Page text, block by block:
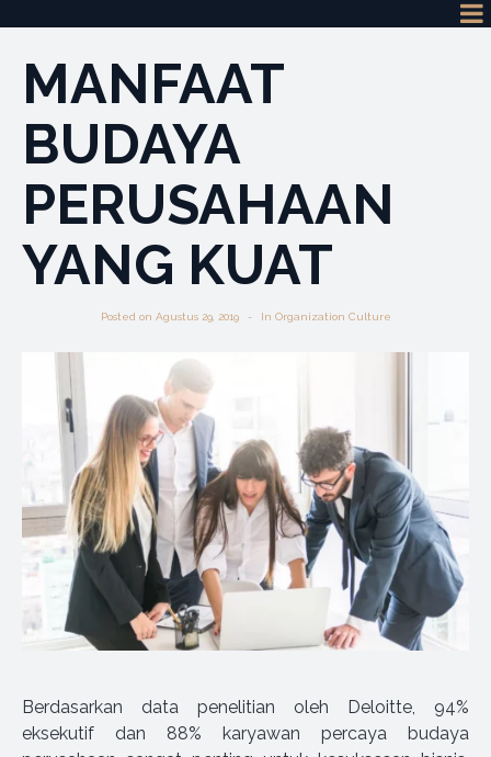
MANFAAT
BUDAYA
PERUSAHAAN
YANG KUAT
Posted on Agustus 29, 2019 In Organization Culture
Berdasarkan data penelitian oleh Deloitte, 94%
eksekutif dan 88% karyawan percaya budaya